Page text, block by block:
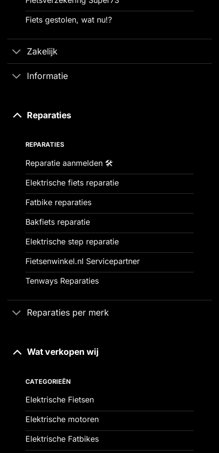
Fiets gestolen, wat nu!?
Zakelijk
Informatie
Reparaties
REPARATIES
Reparatie aanmelden 🛠️
Elektrische fiets reparatie
Fatbike reparaties
Bakfiets reparatie
Elektrische step reparatie
Fietsenwinkel.nl Servicepartner
Tenways Reparaties
Reparaties per merk
Wat verkopen wij
CATEGORIEËN
Elektrische Fietsen
Elektrische motoren
Elektrische Fatbikes